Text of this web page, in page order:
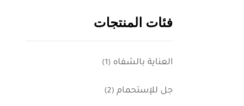
فئات المنتجات
العناية بالشفاه (1)
جل للإستحمام (2)